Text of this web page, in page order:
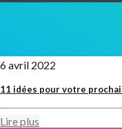
6 avril 2022
11 idées pour votre
Lire plus